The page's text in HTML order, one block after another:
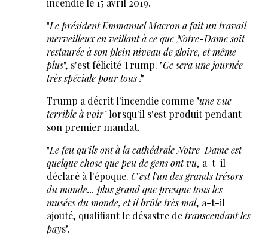
"Le président Emmanuel Macron a fait un travail
merveilleux en veillant à ce que Notre-Dame soit
restaurée à son plein niveau de gloire, et même
plus", s'est félicité Trump. "Ce sera une journée
très spéciale pour tous !"
Trump a décrit l'incendie comme "une vue
terrible à voir"lorsqu'il s'est produit pendant
son premier mandat.
"Le feu qu'ils ont à la cathédrale Notre-Dame est
quelque chose que peu de gens ont vu, a-t-il
déclaré à l'époque. C'est l'un des grands trésors
du monde... plus grand que presque tous les
musées du monde, et il brûle très mal, a-t-il
ajouté, qualifiant le désastre detranscendant les
pays".